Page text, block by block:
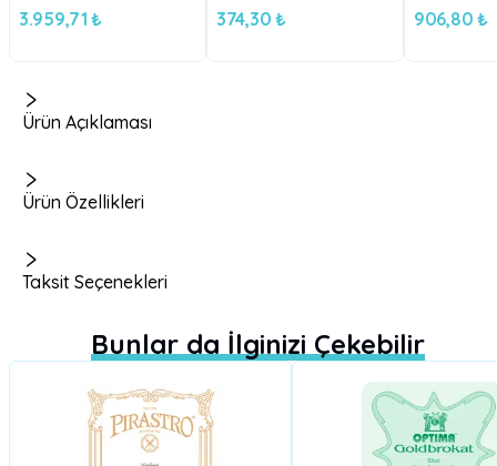
3.959,71 ₺
374,30 ₺
906,80 ₺
Ürün Açıklaması
Ürün Özellikleri
Taksit Seçenekleri
Bunlar da İlginizi Çekebilir